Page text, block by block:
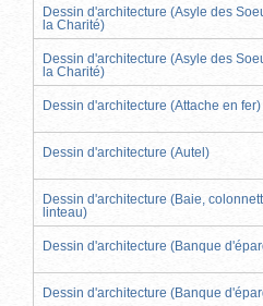
Dessin d'architecture (Asyle des
la Charité)
Dessin d'architecture (Asyle des
la Charité)
Dessin d'architecture (Attache en fer)
Dessin d'architecture (Autel)
Dessin d'architecture (Baie,
linteau)
Dessin d'architecture (Banque
Dessin d'architecture (Banque